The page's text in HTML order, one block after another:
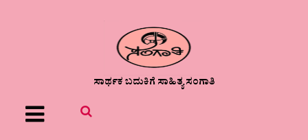
ಸಾರ್ಥಕ ಬದುಕಿಗೆ ಸಾಹಿತ್ಯ ಸಂಗಾತಿ
Menu